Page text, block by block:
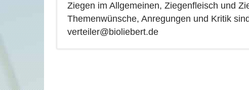
Ziegen im Allgemeinen, Ziegenfleisch und
Themenwünsche, Anregungen und Kritik
verteiler@bioliebert.de